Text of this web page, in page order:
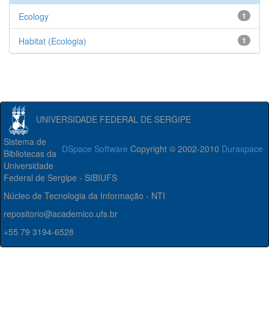
1
Ecology
1
Habitat (Ecologia)
UNIVERSIDADE FEDERAL DE SERGIPE
DSpace Software Copyright © 2002-2010 Duraspace
Sistema de
Bibliotecas da
Universidade
Federal de Sergipe - SIBIUFS
Núcleo de Tecnologia da Informação - NTI
repositorio@academico.ufs.br
+55 79 3194-6528